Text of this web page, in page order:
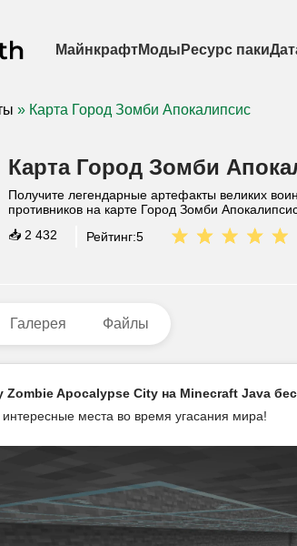
МайнкрафтМоды Ресурс паки
» Карта Город Зомби Апокалипсис
Карта Город Зомби
Получите легендарные артефакты великих
противников на карте Город Зомби
📥 2 432 Рейтинг:5
Галерея Файлы
Zombie Apocalypse City на Minecraft Java
места во время угасания мира!